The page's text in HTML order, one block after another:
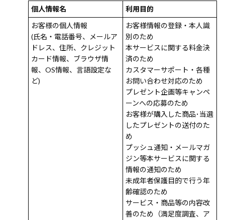
個人情報名
利用目的
お客様の個人情報
(氏名・電話番号、メールア
ドレス、住所、クレジット
カード情報、ブラウザ情
報、OS情報、言語設定な
ど)
お客様情報の登録・本人識
別のため
本サービスに関する料金決
済のため
カスタマーサポート・各種
お問い合わせ対応のため
プレゼント企画等キャンペ
ーンへの応募のため
お客様が購入した商品･当選
したプレゼントの送付のた
め
プッシュ通知・メールマガ
ジン等本サービスに関する
情報の通知のため
未成年者保護目的で行う年
齢確認のため
サービス・商品等の内容改
善のため（満足度調査、ア